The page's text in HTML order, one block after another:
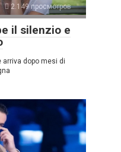
2.149 просмотров
il silenzio e
dopo mesi di